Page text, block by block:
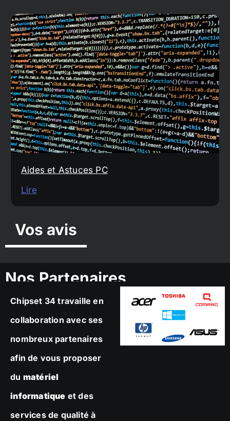
Aides et Astuces PC
Lire
Vos avis
Nos Partenaires
Chipset 34 travaille en
collaboration avec ses
nombreux partenaires
afin de vous proposer
du matériel
informatique et des
services de qualité à